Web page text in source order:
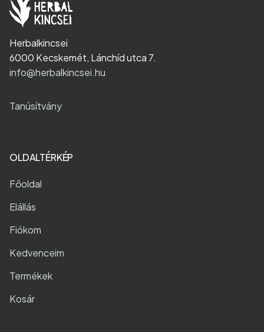
Herbalkincsei
6000 Kecskemét, Lánchíd utca 7.
info@herbalkincsei.hu
Tanúsítvány
OLDALTÉRKÉP
Főoldal
Elállás
Fiókom
Kedvenceim
Termékek
Kosár